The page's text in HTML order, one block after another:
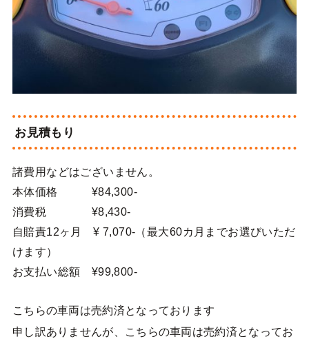
お見積もり
諸費用などはございません。
本体価格 ¥84,300-
消費税 ¥8,430-
自賠責12ヶ月 ¥ 7,070-（最大60カ月までお選びいただ
けます）
お支払い総額 ¥99,800-
こちらの車両は売約済となっております
申し訳ありませんが、こちらの車両は売約済となってお